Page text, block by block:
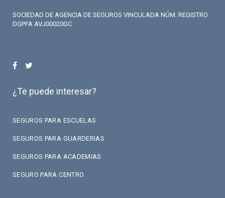
SOCIEDAD DE AGENCIA DE SEGUROS VINCULADA NÚM. REGISTRO
DGPFA AVJ00020GC
¿Te puede interesar?
SEGUROS PARA ESCUELAS
SEGUROS PARA GUARDERIAS
SEGUROS PARA ACADEMIAS
SEGURO PARA CENTRO